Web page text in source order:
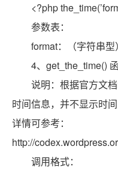
<?php
参数表：
format：（字符串型
4、get_the_time()
说明：根据官方文
时间信息，并不显示时
详情可参考：
http://
调用格式：